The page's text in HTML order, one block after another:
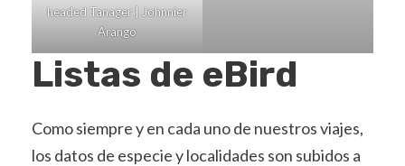
headed Tanager | Johnnier
Arango
Listas de eBird
Como siempre y en cada uno de nuestros viajes,
los datos de especie y localidades son subidos a